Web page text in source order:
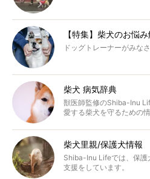
【特集】柴犬のお悩
ドッグトレーナーがみな
柴犬 病気辞典
獣医師監修のShiba-Inu
愛する柴犬を守るための
柴犬里親/保護犬情報
Shiba-Inu Lifeでは、保護
支援をしています。